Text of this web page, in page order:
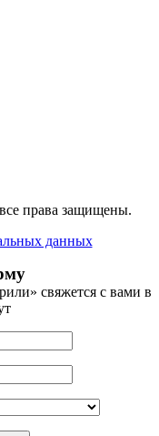
права защищены.
данных
свяжется с вами в